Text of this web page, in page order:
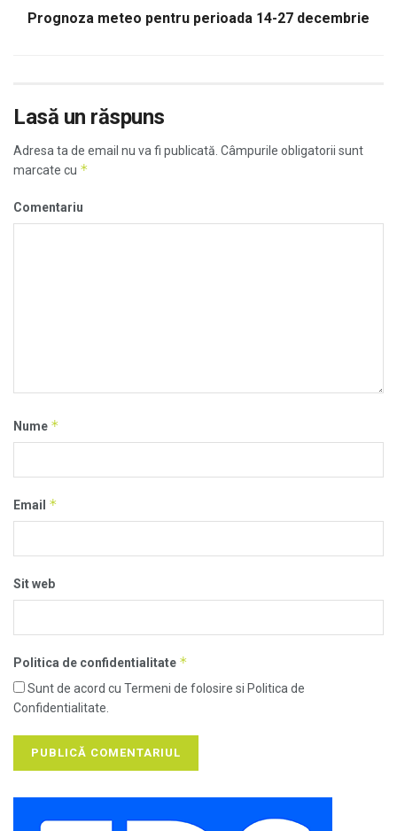
Prognoza meteo pentru perioada 14-27 decembrie
Lasă un răspuns
Adresa ta de email nu va fi publicată. Câmpurile obligatorii sunt
marcate cu *
Comentariu
Nume *
Email *
Sit web
Politica de confidentialitate *
Sunt de acord cu Termeni de folosire si Politica de
Confidentialitate.